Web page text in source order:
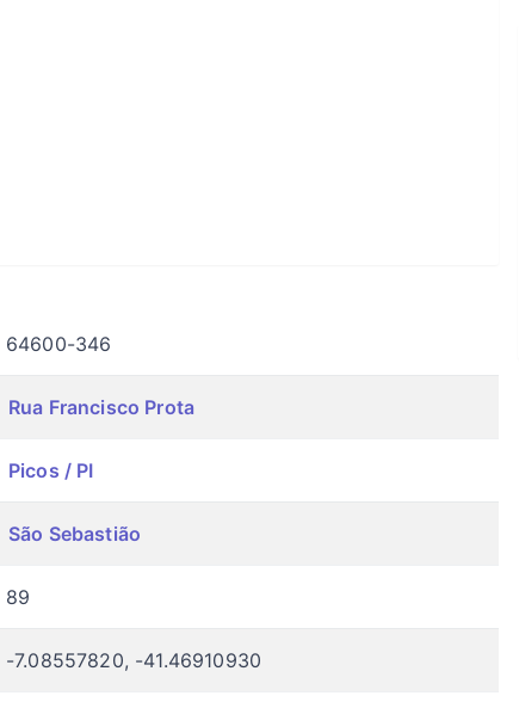
64600-346
Rua Francisco Prota
Picos / PI
São Sebastião
89
-7.08557820, -41.46910930